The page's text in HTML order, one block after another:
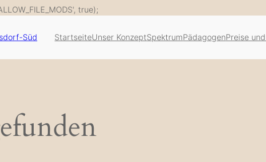
true);
springen
Süd StartseiteUnser KonzeptSpektrumPädagogenPreise